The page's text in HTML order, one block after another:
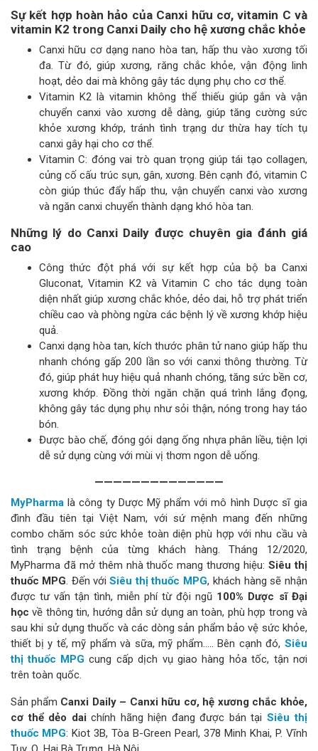
Sự kết hợp hoàn hảo của Canxi hữu cơ, vitamin C và
vitamin K2 trong Canxi Daily cho hệ xương chắc khỏe
Canxi hữu cơ dạng nano hòa tan, hấp thu vào xương tối
đa. Từ đó, giúp xương, răng chắc khỏe, vận động linh
hoạt, dẻo dai mà không gây tác dụng phụ cho cơ thể.
Vitamin K2 là vitamin không thể thiếu giúp gắn và vận
chuyển canxi vào xương dễ dàng, giúp tăng cường sức
khỏe xương khớp, tránh tình trạng dư thừa hay tích tụ
canxi gây hại cho cơ thể.
Vitamin C: đóng vai trò quan trọng giúp tái tạo collagen,
củng cố cấu trúc sụn, gân, xương. Bên cạnh đó, vitamin C
còn giúp thúc đẩy hấp thu, vận chuyển canxi vào xương
và ngăn canxi chuyển thành dạng khó hòa tan.
Những lý do Canxi Daily được chuyên gia đánh giá
cao
Công thức đột phá với sự kết hợp của bộ ba Canxi
Gluconat, Vitamin K2 và Vitamin C cho tác dụng toàn
diện nhất giúp xương chắc khỏe, dẻo dai, hỗ trợ phát triển
chiều cao và phòng ngừa các bệnh lý về xương khớp hiệu
quả.
Canxi dạng hòa tan, kích thước phân tử nano giúp hấp thu
nhanh chóng gấp 200 lần so với canxi thông thường. Từ
đó, giúp phát huy hiệu quả nhanh chóng, tăng sức bền cơ,
xương khớp. Đồng thời ngăn chặn quá trình lắng đọng,
không gây tác dụng phụ như sỏi thận, nóng trong hay táo
bón.
Được bào chế, đóng gói dạng ống nhựa phân liều, tiện lợi
dễ sử dụng cùng với mùi vị thơm ngon dễ uống.
——————————————
MyPharma là công ty Dược Mỹ phẩm với mô hình Dược sĩ gia
đình đầu tiên tại Việt Nam, với sứ mệnh mang đến những
combo chăm sóc sức khỏe toàn diện phù hợp với nhu cầu và
tình trạng bệnh của từng khách hàng. Tháng 12/2020,
MyPharma đã mở thêm nhà thuốc mang thương hiệu: Siêu thị
thuốc MPG . Đến với Siêu thị thuốc MPG, khách hàng sẽ nhận
được tư vấn tận tình, miễn phí từ đội ngũ 100% Dược sĩ Đại
học về thông tin, hướng dẫn sử dụng an toàn, phù hợp trong và
sau khi sử dụng thuốc và các dòng sản phẩm bảo vệ sức khỏe,
thiết bị y tế, mỹ phẩm và sữa, mỹ phẩm….. Bên cạnh đó, Siêu
thị thuốc MPG cung cấp dịch vụ giao hàng hỏa tốc, tận nơi
trên toàn quốc.
Sản phẩm Canxi Daily – Canxi hữu cơ, hệ xương chắc khỏe,
cơ thể dẻo dai chính hãng hiện đang được bán tại Siêu thị
thuốc MPG: Kiot 3B, Tòa B-Green Pearl, 378 Minh Khai, P. Vĩnh